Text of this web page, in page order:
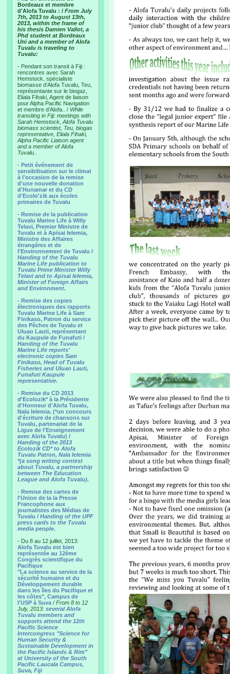
Bordeaux et membre
d'Alofa Tuvalu : / From July
7th, 2013 to August 13th,
2013, within the frame of
his thesis Damien Vallot, a
Phd student at Bordeaux
Uni and a member of Alofa
Tuvalu is traveling to
Tuvalu:
- Pendant son transit à Fiji :
rencontres avec Sarah
Hemstock, spécialiste
biomasse d’Alofa Tuvalu, Teu,
représentante sur le biogaz,
Eliala Fihaki, Agent de liaison
pour Alpha Pacific Navigation
et membre d’Alofa.. / While
transiting in Fiji: meetings with
Sarah Hemstock, Alofa Tuvalu
biomass scientist, Teu, biogas
representative, Eliala Fihaki,
Alpha Pacific Liaison agent
and a member of Alofa
Tuvalu..
- Petit événement de
sensibilisation sur le climat
à l'occasion de la remise
d'une nouvelle donation
d'Hunamar et du CD
d'Ecolo'zik aux écoles
primaires de Tuvalu
- Remise de la publication
Tuvalu Marine Life à Willy
Telavi, Premier Ministre de
Tuvalu et à Apisai Ielemia,
Ministre des Affaires
étrangères et de
l'Environnement de Tuvalu /
Handing of the Tuvalu
Marine Life publication to
Tuvalu Prime Minister Willy
Telavi and to Apisai Ielemia,
Minister of Foreign Affairs
and Environment.
- Remise des copies
électroniques des rapports
Tuvalu Marine Life à Sam
Finikaso, Patron du service
des Pêches de Tuvalu et
Uluao Lauti, représentant
du Kaupule de Funafuti /
Handing of the Tuvalu
Marine Life reports’
electronic copies Sam
Finikaso, Head of Tuvalu
Fisheries and Uluao Lauti,
Funafuti Kaupule
representative.
- Remise du CD 2013
d'Ecolozik* à la Présidente
d'Honneur d'Alofa Tuvalu,
Nala Ielemia. (*un concours
d'écriture de chansons sur
Tuvalu, partenariat de la
Ligue de l'Enseignement
avec Alofa Tuvalu) /
Handing of the 2013
Ecolozik CD* to Alofa
Tuvalu Patron, Nala Ielemia
*(a song writing contest
about Tuvalu, a partnership
between The Education
League and Alofa Tuvalu).
- Remise des cartes de
l'Union de la la Presse
Francophone aux
journalistes des Médias de
Tuvalu / Handing of the UPF
press cards to the Tuvalu
media people.
- Du 8 au 12 juillet, 2013:
Alofa Tuvalu est bien
représentée au 12ème
Congrès scientifique du
Pacifique
"La science au service de la
sécurité humaine et du
Développement durable
dans les îles du Pacifique et
les côtes", Campus de
l'USP à Suva / From 8 to 12
July, 2013: several Alofa
Tuvalu members and
supports attend the 12th
Pacific Science
Intercongress "Science for
Human Security &
Sustainable Development in
the Pacific Islands & Rim"
at University of the South
Pacific Laucala Campus,
Suva, Fiji